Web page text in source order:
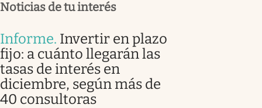
Noticias de tu interés
Informe. Invertir en plazo
fijo: a cuánto llegarán las
tasas de interés en
diciembre, según más de
40 consultoras